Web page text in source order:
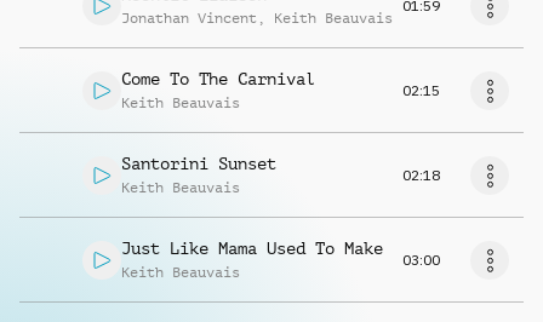
Jonathan Vincent , Keith Beauvais
01:59
Come To The Carnival
Keith Beauvais
02:15
Santorini Sunset
Keith Beauvais
02:18
Just Like Mama Used To Make
Keith Beauvais
03:00